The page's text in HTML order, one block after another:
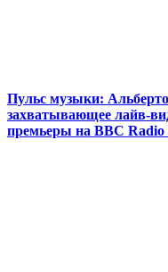
Пульс музыки:
захватывающее лайв-
премьеры на BBC Radio